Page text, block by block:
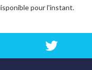
pour l'instant.